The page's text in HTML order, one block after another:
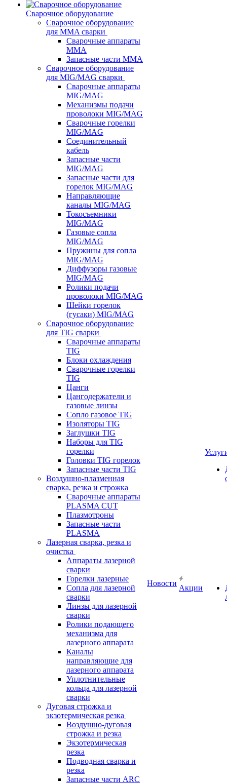
Сварочное оборудование
Сварочное оборудование
для MMA сварки
Сварочные аппараты
MMA
Запасные части MMA
Сварочное оборудование
для MIG/MAG сварки
Сварочные аппараты
MIG/MAG
Механизмы подачи
проволоки MIG/MAG
Сварочные горелки
MIG/MAG
Соединительный
кабель
Запасные части
MIG/MAG
Запасные части для
горелок MIG/MAG
Направляющие
каналы MIG/MAG
Токосъемники
MIG/MAG
Газовые сопла
MIG/MAG
Пружины для сопла
MIG/MAG
Диффузоры газовые
MIG/MAG
Ролики подачи
проволоки MIG/MAG
Шейки горелок
(гусаки) MIG/MAG
Сварочное оборудование
для TIG сварки
Сварочные аппараты
TIG
Блоки охлаждения
Сварочные горелки
TIG
Цанги
Цангодержатели и
газовые линзы
Сопло газовое TIG
Изоляторы TIG
Заглушки TIG
Наборы для TIG
горелки
Головки TIG горелок
Запасные части TIG
Воздушно-плазменная
сварка, резка и строжка
Сварочные аппараты
PLASMA CUT
Плазмотроны
Запасные части
PLASMA
Лазерная сварка, резка и
очистка
Аппараты лазерной
сварки
Горелки лазерные
Сопла для лазерной
сварки
Линзы для лазерной
сварки
Ролики подающего
механизма для
лазерного аппарата
Каналы
направляющие для
лазерного аппарата
Уплотнительные
кольца для лазерной
сварки
Дуговая строжка и
экзотермическая резка
Воздушно-дуговая
строжка и резка
Экзотермическая
резка
Подводная сварка и
резка
Запасные части ARC
Новости
Акции